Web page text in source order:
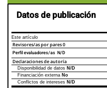
Datos de publicación
Este artículo
Revisores/as por pares0
Perfil evaluadores/as N/D
Declaraciones de autoría
Declaraciones de autoríaEste artículo
Disponibilidad de datos N/D
Financiación externa No
Conflictos de intereses N/D